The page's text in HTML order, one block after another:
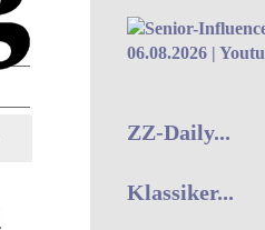
06.08.2026 |
ZZ-Daily...
Klassiker...